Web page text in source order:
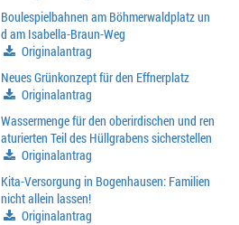
Boulespielbahnen am Böhmerwaldplatz un
d am Isabella-Braun-Weg
Originalantrag
Neues Grünkonzept für den Effnerplatz
Originalantrag
Wassermenge für den oberirdischen und ren
aturierten Teil des Hüllgrabens sicherstellen
Originalantrag
Kita-Versorgung in Bogenhausen: Familien
nicht allein lassen!
Originalantrag